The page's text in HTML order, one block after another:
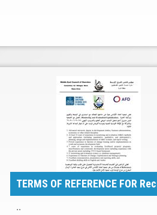
TERMS OF REFERENCE FOR
..